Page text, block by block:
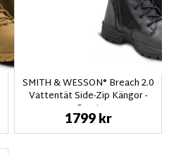
SMITH & WESSON® Breach 2.0
Vattentät Side-Zip Kängor -
Svart
1799 kr